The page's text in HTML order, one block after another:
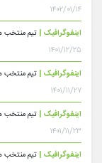
۱۴۰۲/۰۱/۱۴
اینفوگرافیک | تیم منتخب هفته ۲۳ لیگ با
۱۴۰۱/۱۲/۲۵
اینفوگرافیک | تیم منتخب
۱۴۰۱/۱۱/۲۷
اینفوگرافیک | تیم منتخب
۱۴۰۱/۱۱/۲۳
اینفوگرافیک | تیم منتخب